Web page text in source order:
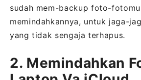
sudah mem-backup foto-fotomu
memindahkannya, untuk jaga-
yang tidak sengaja terhapus.
2. Memindahkan